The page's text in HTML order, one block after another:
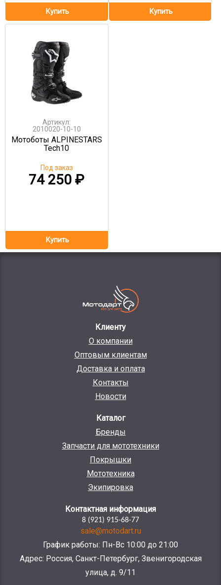
Артикул:
2010020-10-10
Мотоботы ALPINESTARS
Tech10
74 250₽
Под заказ
Клиенту
О компании
Оптовым клиентам
Доставка и оплата
Контакты
Новости
Каталог
Бренды
Запчасти для мототехники
Покрышки
Мототехника
Экипировка
Контактная информация
8 (921) 915-68-77
sale@motodart.ru
График работы: Пн-Вс 10:00 до 21:00
Адрес: Россия, Санкт-Петербург, Звенигородская
улица, д. 9/11